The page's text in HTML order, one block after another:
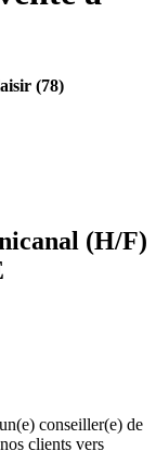
(78)
(H/F)
conseiller(e) de
clients vers